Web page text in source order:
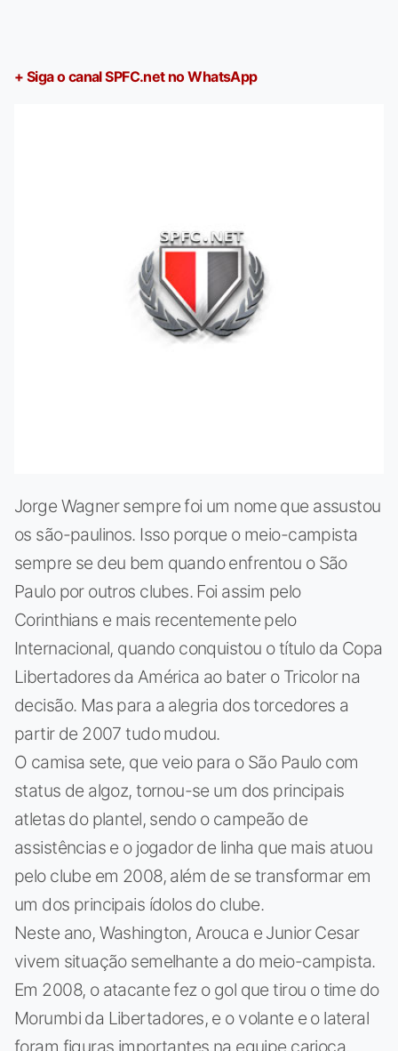
+ Siga o canal SPFC.net no WhatsApp
Jorge Wagner sempre foi um nome que assustou
os são-paulinos. Isso porque o meio-campista
sempre se deu bem quando enfrentou o São
Paulo por outros clubes. Foi assim pelo
Corinthians e mais recentemente pelo
Internacional, quando conquistou o título da Copa
Libertadores da América ao bater o Tricolor na
decisão. Mas para a alegria dos torcedores a
partir de 2007 tudo mudou.
O camisa sete, que veio para o São Paulo com
status de algoz, tornou-se um dos principais
atletas do plantel, sendo o campeão de
assistências e o jogador de linha que mais atuou
pelo clube em 2008, além de se transformar em
um dos principais ídolos do clube.
Neste ano, Washington, Arouca e Junior Cesar
vivem situação semelhante a do meio-campista.
Em 2008, o atacante fez o gol que tirou o time do
Morumbi da Libertadores, e o volante e o lateral
foram figuras importantes na equipe carioca.